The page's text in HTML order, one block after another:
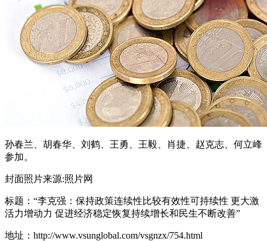
孙春兰、胡春华、刘鹤、王勇、王毅、肖捷、赵克志、何立峰
参加。
封面照片来源:照片网
标题：“李克强：保持政策连续性比较有效性可持续性 更大激
活力增动力 促进经济稳定恢复持续增长和民生不断改善”
地址：http://www.vsunglobal.com/vsgnzx/754.html